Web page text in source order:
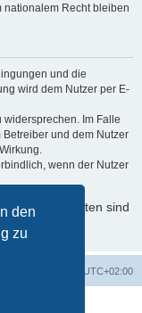
den
zu
nationalem Recht bleiben
und die
wird dem Nutzer per E-
widersprechen. Im Falle
und dem Nutzer
wenn der Nutzer
Daten sind
UTC+02:00
Limited